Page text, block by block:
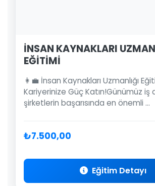
İNSAN KAYNAKLARI
EĞİTİMİ
👩‍💼 İnsan Kaynakları Uzmanlığı
Kariyerinize Güç Katın!Günümüz iş
şirketlerin başarısında en önemli ...
₺7.500,00
Eğitim Detayı